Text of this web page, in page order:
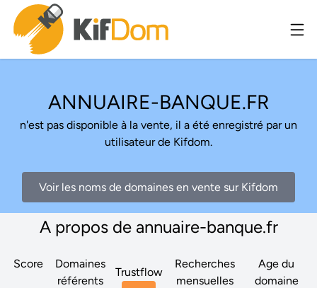
ANNUAIRE-BANQUE.FR
n'est pas disponible à la vente, il a été enregistré par un
utilisateur de Kifdom.
Voir les noms de domaines en vente sur Kifdom
A propos de annuaire-banque.fr
Score
Domaines
référents
Trustflow
Recherches
mensuelles
Age du
domaine